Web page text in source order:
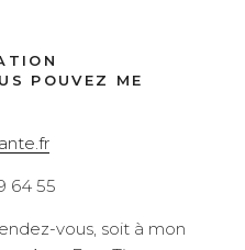
POUVEZ ME
64 55
vous, soit à mon